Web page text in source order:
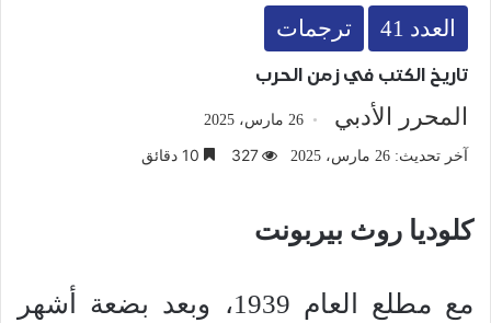
العدد 41 ترجمات
تاريخ الكتب في زمن الحرب
المحرر الأدبي 26 مارس، 2025
آخر تحديث: 26 مارس، 2025 327
كلوديا روث بيربونت
مع مطلع العام 1939، وبعد بضعة أشهر